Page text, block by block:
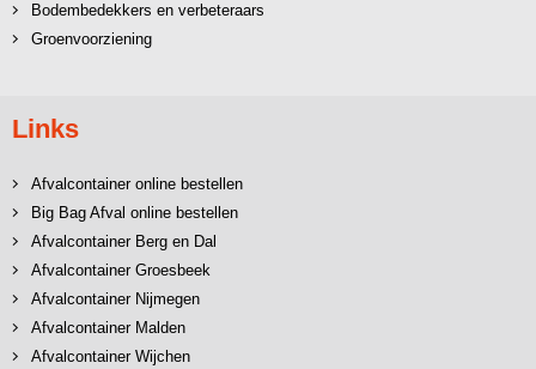
Bodembedekkers en verbeteraars
Groenvoorziening
Links
Afvalcontainer online bestellen
Big Bag Afval online bestellen
Afvalcontainer Berg en Dal
Afvalcontainer Groesbeek
Afvalcontainer Nijmegen
Afvalcontainer Malden
Afvalcontainer Wijchen